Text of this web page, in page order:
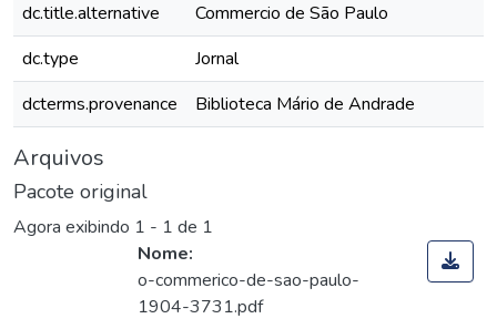
dc.title.alternative
Commercio de São Paulo
dc.type
Jornal
dcterms.provenance
Biblioteca Mário de Andrade
Arquivos
Pacote original
Agora exibindo 1 - 1 de 1
Nome:
o-commerico-de-sao-paulo-
1904-3731.pdf